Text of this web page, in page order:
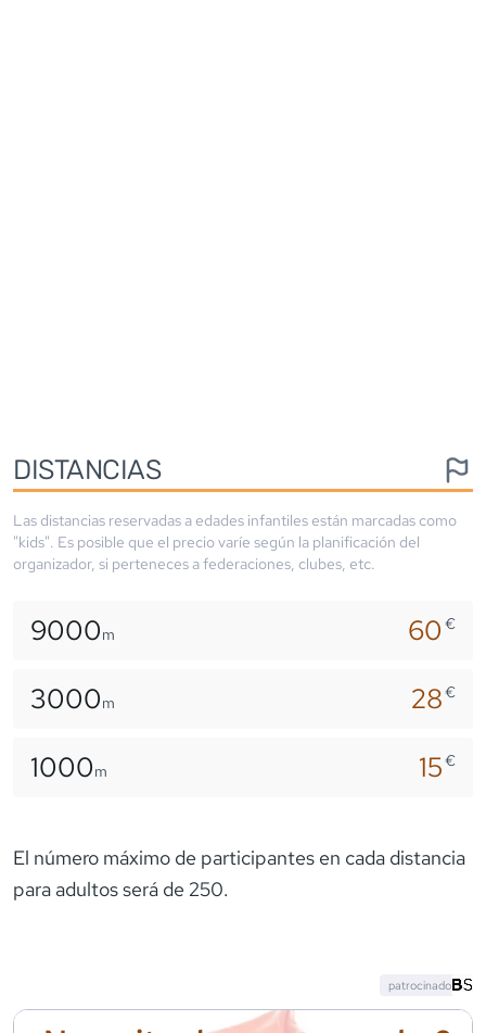
DISTANCIAS
Las distancias reservadas a edades infantiles están marcadas como
"kids". Es posible que el precio varíe según la planificación del
organizador, si perteneces a federaciones, clubes, etc.
9000m 60€
3000m 28€
1000m 15€
El número máximo de participantes en cada distancia
para adultos será de 250.
patrocinado